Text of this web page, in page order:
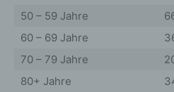
50 – 59 Jahre
60 – 69 Jahre
70 – 79 Jahre
80+ Jahre